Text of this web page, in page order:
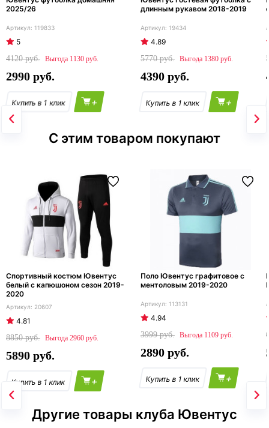
2025/26
119833
5
4120
1130
2990
+
длинным рукавом 2018-2019
19434
4.89
5770
1380
4390
+
С этим товаром покупают
Спортивный костюм Ювентус
белый с капюшоном сезон 2019-
2020
20607
4.81
8850
2960
5890
+
Поло Ювентус графитовое с
ментоловым 2019-2020
113131
4.94
3999
1109
2890
+
Другие товары клуба Ювентус